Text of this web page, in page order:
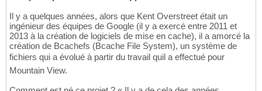
Il y a quelques années, alors que Kent Overstreet était un
ingénieur des équipes de Google (il y a exercé entre 2011 et
2013 à la création de logiciels de mise en cache), il a amorcé la
création de Bcachefs (Bcache File System), un système de
fichiers qui a évolué à partir du travail quil a effectué pour
Mountain View.